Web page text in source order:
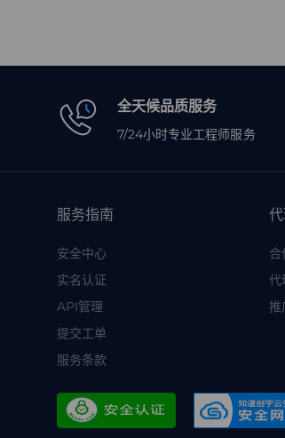
全天候品质服务
7/24小时专业工程师服务
服务指南
安全中心
实名认证
API管理
提交工单
服务条款
合
代
推